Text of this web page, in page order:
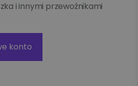
i innymi przewoźnikami
konto